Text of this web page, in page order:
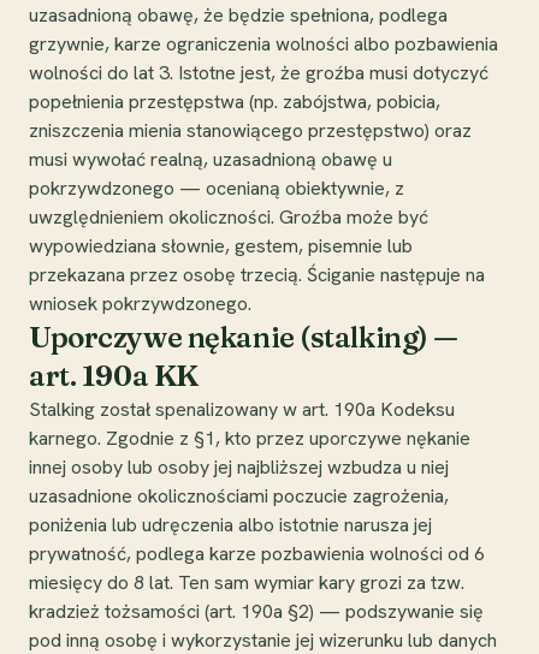
uzasadnioną obawę, że będzie spełniona, podlega
grzywnie, karze ograniczenia wolności albo pozbawienia
wolności do lat 3. Istotne jest, że groźba musi dotyczyć
popełnienia przestępstwa (np. zabójstwa, pobicia,
zniszczenia mienia stanowiącego przestępstwo) oraz
musi wywołać realną, uzasadnioną obawę u
pokrzywdzonego — ocenianą obiektywnie, z
uwzględnieniem okoliczności. Groźba może być
wypowiedziana słownie, gestem, pisemnie lub
przekazana przez osobę trzecią. Ściganie następuje na
wniosek pokrzywdzonego.
Uporczywe nękanie (stalking) —
art. 190a KK
Stalking został spenalizowany w art. 190a Kodeksu
karnego. Zgodnie z §1, kto przez uporczywe nękanie
innej osoby lub osoby jej najbliższej wzbudza u niej
uzasadnione okolicznościami poczucie zagrożenia,
poniżenia lub udręczenia albo istotnie narusza jej
prywatność, podlega karze pozbawienia wolności od 6
miesięcy do 8 lat. Ten sam wymiar kary grozi za tzw.
kradzież tożsamości (art. 190a §2) — podszywanie się
pod inną osobę i wykorzystanie jej wizerunku lub danych